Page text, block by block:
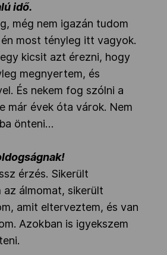
idő.
még nem igazán tudom
most tényleg itt vagyok.
kicsit azt érezni, hogy
megnyertem, és
És nekem fog szólni a
már évek óta várok. Nem
önteni…
érzés. Sikerült
az álmomat, sikerült
amit elterveztem, és van
Azokban is igyekszem